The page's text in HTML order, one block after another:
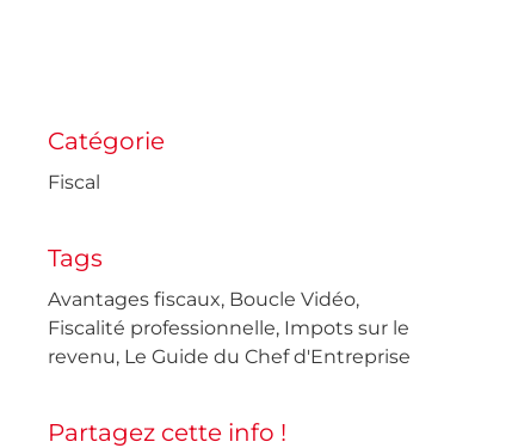
Catégorie
Fiscal
Tags
Avantages fiscaux, Boucle Vidéo,
Fiscalité professionnelle, Impots sur le
revenu, Le Guide du Chef d'Entreprise
Partagez cette info !